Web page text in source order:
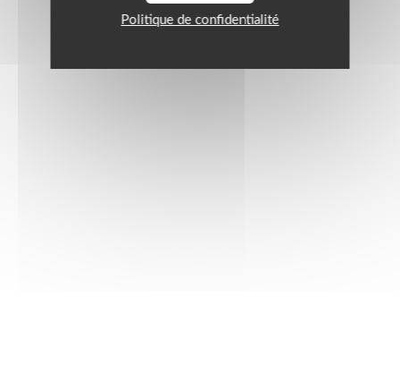
Politique de confidentialité